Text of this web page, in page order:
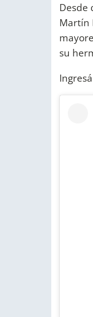
Desde
Martín
su